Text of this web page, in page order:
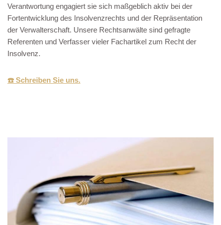
Verantwortung engagiert sie sich maßgeblich aktiv bei der
Fortentwicklung des Insolvenzrechts und der Repräsentation
der Verwalterschaft. Unsere Rechtsanwälte sind gefragte
Referenten und Verfasser vieler Fachartikel zum Recht der
Insolvenz.
☎️ Schreiben Sie uns.